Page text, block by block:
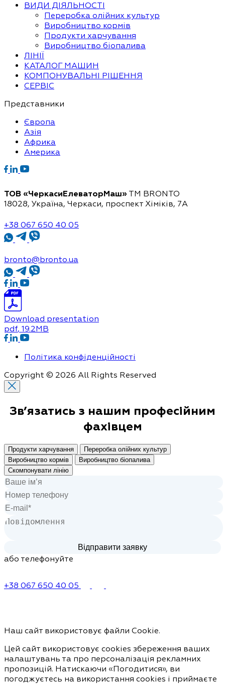
ВИДИ ДІЯЛЬНОСТІ
Переробка олійних культур
Виробництво кормів
Продукти харчування
Виробництво біопалива
ЛІНІЇ
КАТАЛОГ МАШИН
КОМПОНУВАЛЬНІ РІШЕННЯ
СЕРВІС
Представники
Європа
Азія
Африка
Америка
ТОВ «ЧеркасиЕлеваторМаш» ТМ BRONTO
18028, Україна, Черкаси, проспект Хіміків, 7А
+38 067 650 40 05
bronto@bronto.ua
Download presentation
pdf, 19.2MB
Політика конфіденційності
Copyright © 2026 All Rights Reserved
Зв’язатись з нашим професійним
фахівцем
Продукти харчування
Переробка олійних культур
Виробництво кормів
Виробництво біопалива
Скомпонувати лінію
або телефонуйте
+38 067 650 40 05
Наш сайт використовує файли Cookie.
Цей сайт використовує cookies збереження ваших
налаштувань та про персоналізація рекламних
пропозицій. Натискаючи «Погодитися», ви
погоджуєтесь на використання cookies і приймаєте